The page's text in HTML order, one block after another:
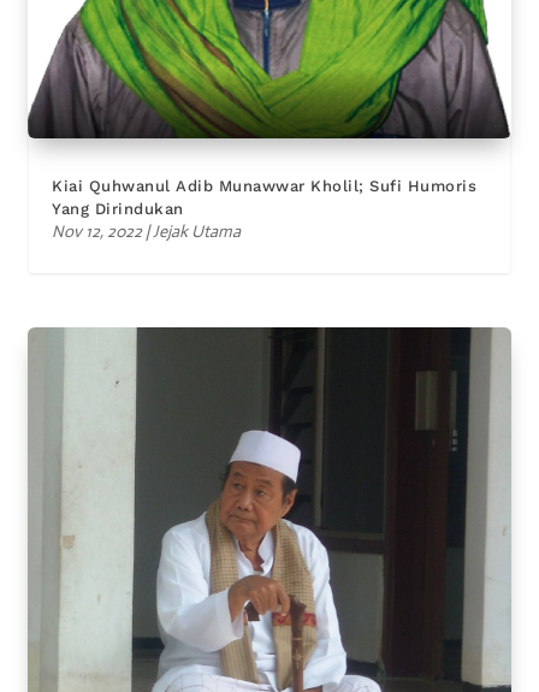
Kiai Quhwanul Adib Munawwar Kholil; Sufi Humoris
Yang Dirindukan
Nov 12, 2022|Jejak Utama